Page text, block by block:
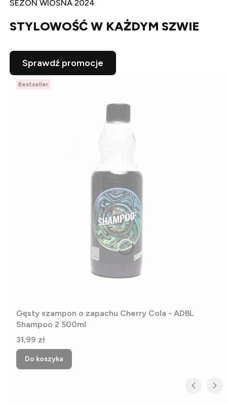
SEZON WIOSNA 2024
STYLOWOŚĆ W KAŻDYM SZWIE
Sprawdź promocje
Bestseller
Gęsty szampon o zapachu Cherry Cola - ADBL
Shampoo 2 500ml
Cena
31,99 zł
Do koszyka